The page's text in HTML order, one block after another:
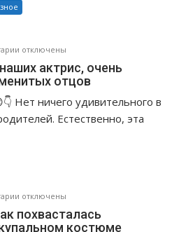
в
ступор»
поклонников.
к
записи
Папины
наших
своих
знаменитых
отключены
актрис, очень
отцов
Нет ничего удивительного в
Естественно, эта
к
записи
Фигурка-
отключены
похвасталась
костюме